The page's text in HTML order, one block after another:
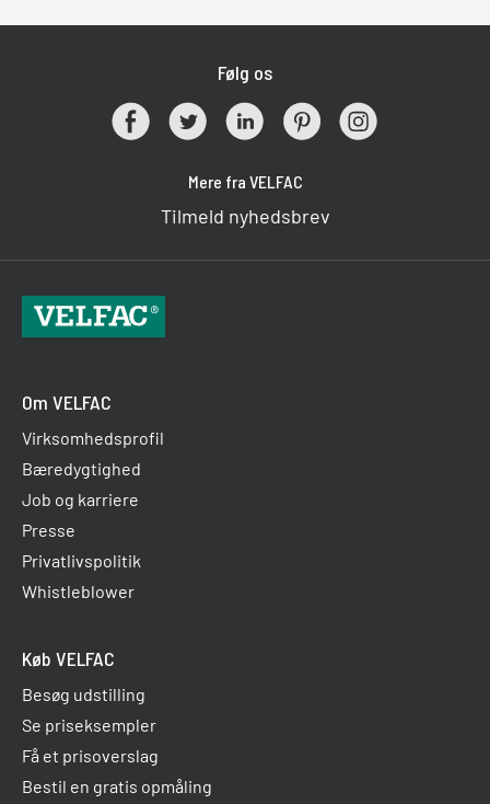
Følg os
Mere fra VELFAC
Tilmeld nyhedsbrev
Om VELFAC
Virksomhedsprofil
Bæredygtighed
Job og karriere
Presse
Privatlivspolitik
Whistleblower
Køb VELFAC
Besøg udstilling
Se priseksempler
Få et prisoverslag
Bestil en gratis opmåling